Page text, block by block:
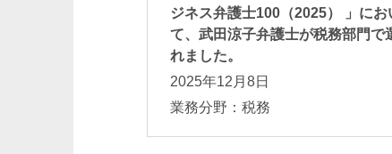
ジネス弁護士100（2025） 」にお
て、武田涼子弁護士が税務部門で
れました。
2025年12月8日
業務分野：税務